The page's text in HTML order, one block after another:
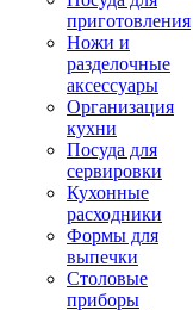
приготовления
Ножи и
разделочные
аксессуары
Организация
кухни
Посуда для
сервировки
Кухонные
расходники
Формы для
выпечки
Столовые
приборы